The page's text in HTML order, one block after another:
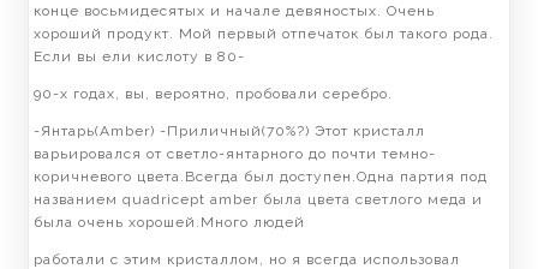
конце восьмидесятых и начале девяностых. Очень
хороший продукт. Мой первый отпечаток был такого рода.
Если вы ели кислоту в 80-
90-х годах, вы, вероятно, пробовали серебро.
-Янтарь(Amber) -Приличный(70%?) Этот кристалл
варьировался от светло-янтарного до почти темно-
коричневого цвета.Всегда был доступен.Одна партия под
названием quadricept amber была цвета светлого меда и
была очень хорошей.Много людей
работали с этим кристаллом, но я всегда использовал